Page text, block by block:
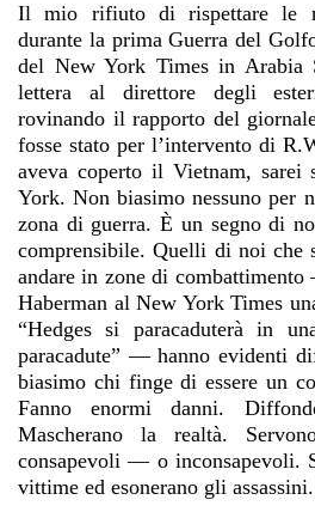
Il mio rifiuto di rispettare le
durante la prima Guerra del
del New York Times in Arabia
lettera al direttore degli
rovinando il rapporto del
fosse stato per l’intervento di
aveva coperto il Vietnam, sarei
York. Non biasimo nessuno per
zona di guerra. È un segno di
comprensibile. Quelli di noi che
andare in zone di
Haberman al New York Times
“Hedges si paracaduterà in
paracadute” — hanno evidenti
biasimo chi finge di essere un
Fanno enormi danni.
Mascherano la realtà.
consapevoli — o inconsapevoli.
vittime ed esonerano gli assassini.